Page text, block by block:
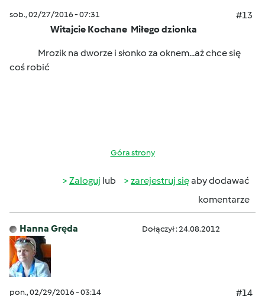
sob., 02/27/2016 - 07:31
#13
Witajcie Kochane Miłego dzionka
Mrozik na dworze i słonko za oknem...aż chce się
coś robić
Góra strony
Zaloguj lub zarejestruj sięaby dodawać
komentarze
Hanna Gręda Dołączył : 24.08.2012
pon., 02/29/2016 - 03:14
#14